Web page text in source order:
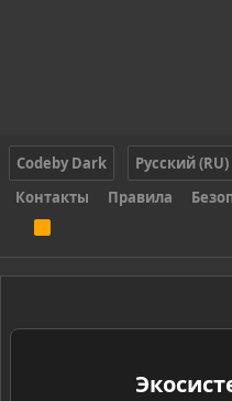
Codeby Dark
Русский (RU)
Контакты
Правила
S